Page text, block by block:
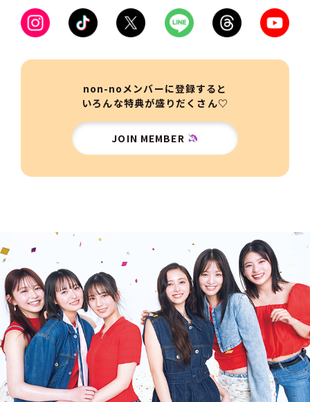
non-noメンバーに登録すると
いろんな特典が盛りだくさん♡
JOIN MEMBER